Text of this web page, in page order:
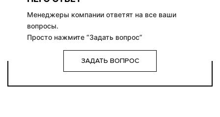
Менеджеры компании ответят на все ваши
вопросы.
Просто нажмите “Задать вопрос”
ЗАДАТЬ ВОПРОС